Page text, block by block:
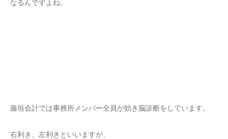
なるんですよね。
藤垣会計では事務所メンバー全員が効き脳診断をしています。
右利き、左利きといいますが、